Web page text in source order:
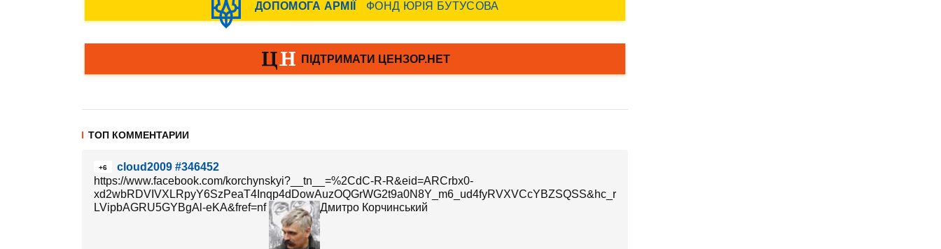
ТОП КОММЕНТАРИИ
+6
cloud2009 #346452
https://www.facebook.com/korchynskyi?__tn__=%2CdC-R-R&eid=ARCrbx0-
LVipbAGRU5GYBgAl-eKA&fref=nf
Дмитро Корчинський